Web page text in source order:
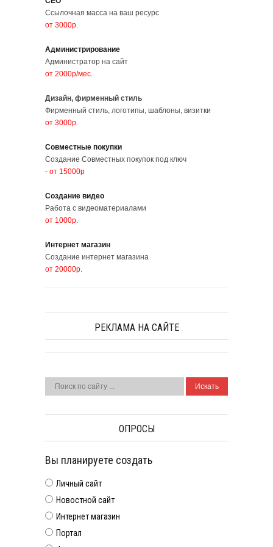
Ссылочная масса на ваш ресурс
от 3000р.
Администрирование
Администратор на сайт
от 2000р/мес.
Дизайн, фирменный стиль
Фирменный стиль, логотипы, шаблоны, визитки
от 3000р.
Совместные покупки
Создание Совместных покупок под ключ
- от 15000р
Создание видео
Работа с видеоматериалами
от 1000р.
Интернет магазин
Создание интернет магазина
от 20000р.
РЕКЛАМА НА САЙТЕ
ОПРОСЫ
Вы планируете создать
Личный сайт
Новостной сайт
Интернет магазин
Портал